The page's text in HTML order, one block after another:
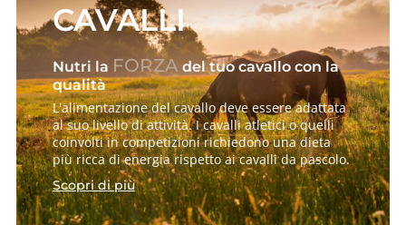
CAVALLI
Nutri la FORZA del tuo cavallo con la
qualità
L'alimentazione del cavallo deve essere adattata
al suo livello di attività. I cavalli atletici o quelli
coinvolti in competizioni richiedono una dieta
più ricca di energia rispetto ai cavalli da pascolo.
Scopri di più